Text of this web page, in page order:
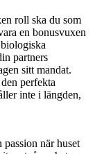
roll ska du som
en bonusvuxen
partners
sitt mandat.
perfekta
inte i längden,
när huset